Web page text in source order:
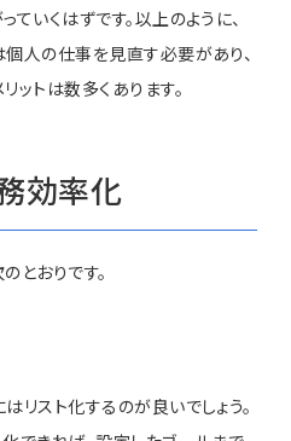
いくはずです。以上のように、
人の仕事を見直す必要があり、
トは数多くあります。
効率化
とおりです。
スト化するのが良いでしょう。